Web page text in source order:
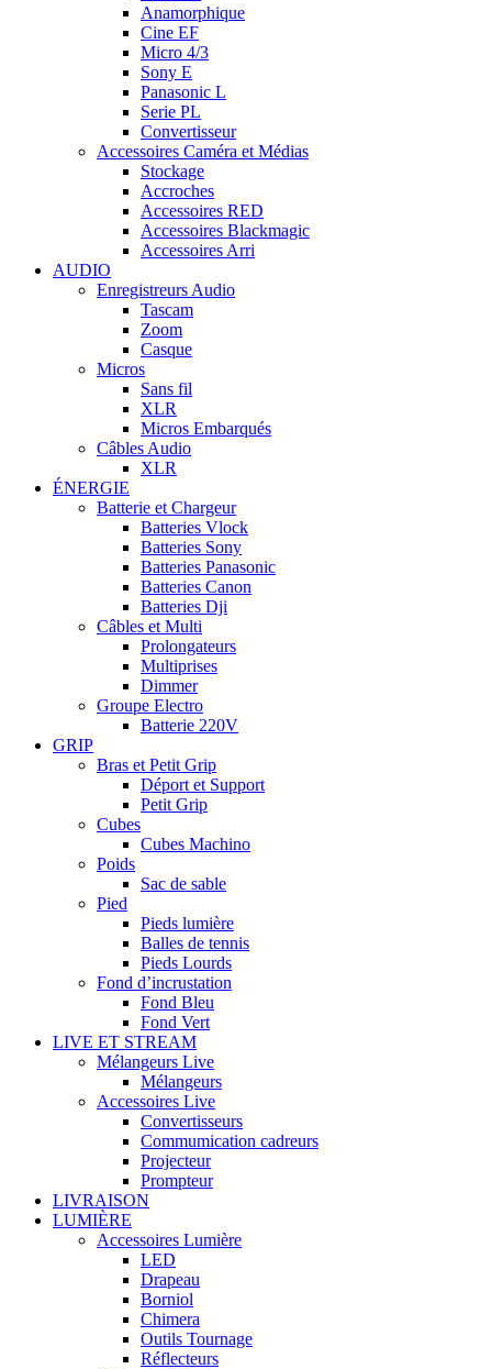
Anamorphique
Cine EF
Micro 4/3
Sony E
Panasonic L
Serie PL
Convertisseur
Accessoires Caméra et Médias
Stockage
Accroches
Accessoires RED
Accessoires Blackmagic
Accessoires Arri
AUDIO
Enregistreurs Audio
Tascam
Zoom
Casque
Micros
Sans fil
XLR
Micros Embarqués
Câbles Audio
XLR
ÉNERGIE
Batterie et Chargeur
Batteries Vlock
Batteries Sony
Batteries Panasonic
Batteries Canon
Batteries Dji
Câbles et Multi
Prolongateurs
Multiprises
Dimmer
Groupe Electro
Batterie 220V
GRIP
Bras et Petit Grip
Déport et Support
Petit Grip
Cubes
Cubes Machino
Poids
Sac de sable
Pied
Pieds lumière
Balles de tennis
Pieds Lourds
Fond d’incrustation
Fond Bleu
Fond Vert
LIVE ET STREAM
Mélangeurs Live
Mélangeurs
Accessoires Live
Convertisseurs
Commumication cadreurs
Projecteur
Prompteur
LIVRAISON
LUMIÈRE
Accessoires Lumière
LED
Drapeau
Borniol
Chimera
Outils Tournage
Réflecteurs